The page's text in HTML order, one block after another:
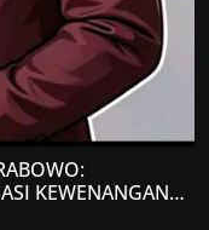
KEWENANGAN
TANGGAPAN